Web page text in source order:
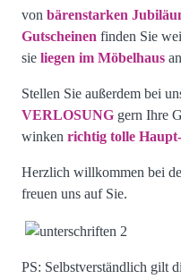
von bärenstarken
Gutscheinen finden Sie
sie liegen im Möbelhaus
Stellen Sie außerdem bei
VERLOSUNG gern Ihre
winken richtig tolle
Herzlich willkommen bei
freuen uns auf Sie.
PS: Selbstverständlich gilt